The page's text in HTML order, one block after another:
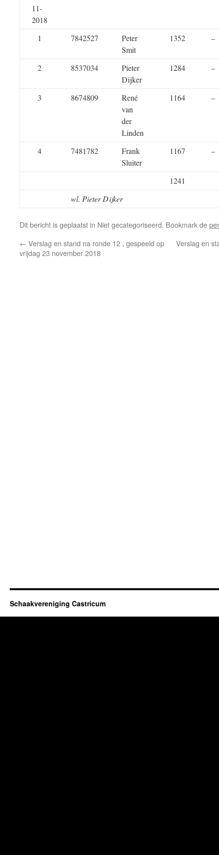
11-
2018
1 7842527
Peter
Smit
1352 –
2 8537034
Pieter
Dijker
1284 –
3 8674809
René
van
der
Linden
1164 –
4 7481782
Frank
Sluiter
1167 –
1241
wl. Pieter Dijker
Dit bericht is geplaatst in Niet gecategoriseerd. Bookmark de
← Verslag en stand na ronde 12 , gespeeld op
vrijdag 23 november 2018
Verslag en
Schaakvereniging Castricum